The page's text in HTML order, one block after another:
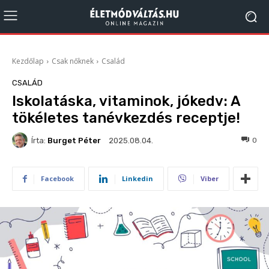
Kezdőlap Csak nőknek Család
CSALÁD
Iskolatáska, vitaminok, jókedv: A
tökéletes tanévkezdés receptje!
Írta: Burget Péter 2025.08.04. 0
Facebook Linkedin Viber